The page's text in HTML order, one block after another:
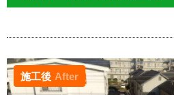
施工後 After